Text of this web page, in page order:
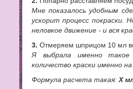
Мне показалось удобным
ускорит процесс покраски.
неловкое движение - и вся
3. Отмеряем шприцом 10 мл
Я выбрала именно такое
количество краски именно
Формула расчета такая: Х